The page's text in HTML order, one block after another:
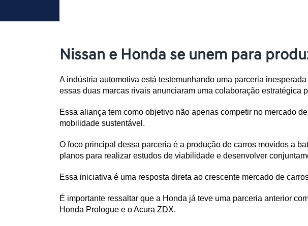
Nissan e Honda se unem para
A indústria automotiva está testemunhando uma parceria
essas duas marcas rivais anunciaram uma colaboração estratégica
Essa aliança tem como objetivo não apenas competir no mercado
mobilidade sustentável.
O foco principal dessa parceria é a produção de carros movidos a
planos para realizar estudos de viabilidade e desenvolver
Essa iniciativa é uma resposta direta ao crescente mercado de
É importante ressaltar que a Honda já teve uma parceria anterior
Honda Prologue e o Acura ZDX.